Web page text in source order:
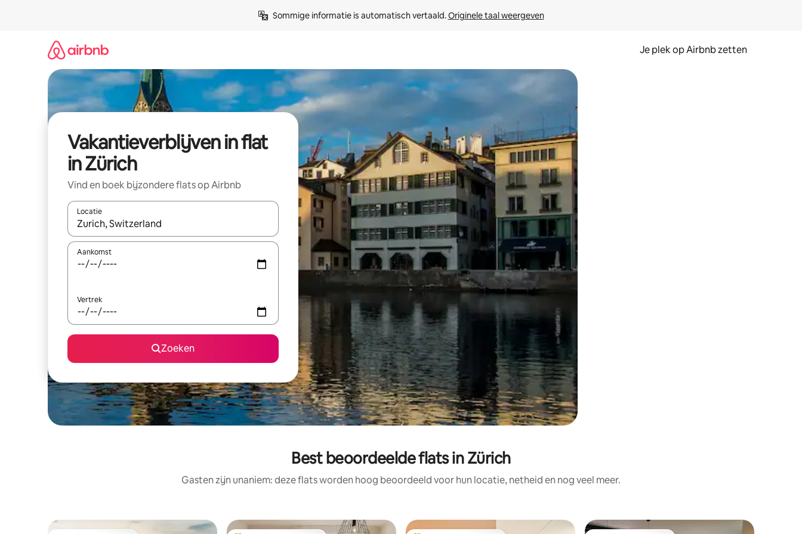
Sommige informatie is automatisch vertaald. Originele taal weergeven
Je plek op Airbnb zetten
Vakantieverblijven in flat
in Zürich
Vind en boek bijzondere flats op Airbnb
Locatie
Wanneer er resultaten beschikbaar zijn, maak je een keuze met je de pijltjestoetsen omhoog en omlaag, óf door te tikken of swipen.
Aankomst
Vertrek
Zoeken
Best beoordeelde flats in Zürich
Gasten zijn unaniem: deze flats worden hoog beoordeeld voor hun locatie, netheid en nog veel meer.